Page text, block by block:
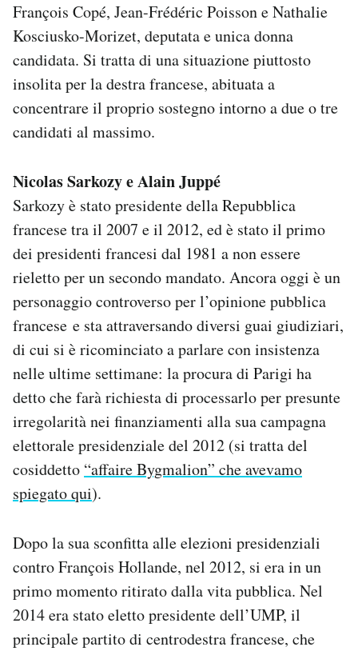
François Copé, Jean-Frédéric Poisson e Nathalie
Kosciusko-Morizet, deputata e unica donna
candidata. Si tratta di una situazione piuttosto
insolita per la destra francese, abituata a
concentrare il proprio sostegno intorno a due o tre
candidati al massimo.
Nicolas Sarkozy e Alain Juppé
Sarkozy è stato presidente della Repubblica
francese tra il 2007 e il 2012, ed è stato il primo
dei presidenti francesi dal 1981 a non essere
rieletto per un secondo mandato. Ancora oggi è un
personaggio controverso per l’opinione pubblica
francese e sta attraversando diversi guai giudiziari,
di cui si è ricominciato a parlare con insistenza
nelle ultime settimane: la procura di Parigi ha
detto che farà richiesta di processarlo per presunte
irregolarità nei finanziamenti alla sua campagna
elettorale presidenziale del 2012 (si tratta del
cosiddetto “affaire Bygmalion” che avevamo
spiegato qui).
Dopo la sua sconfitta alle elezioni presidenziali
contro François Hollande, nel 2012, si era in un
primo momento ritirato dalla vita pubblica. Nel
2014 era stato eletto presidente dell’UMP, il
principale partito di centrodestra francese, che